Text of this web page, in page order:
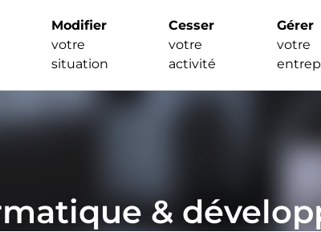
Modifier
votre
situation
Cesser
votre
activité
Gérer
votre
&